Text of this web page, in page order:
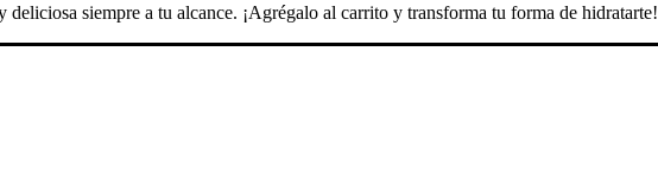
siempre a tu alcance. ¡Agrégalo al carrito y transforma tu forma de hidratarte!